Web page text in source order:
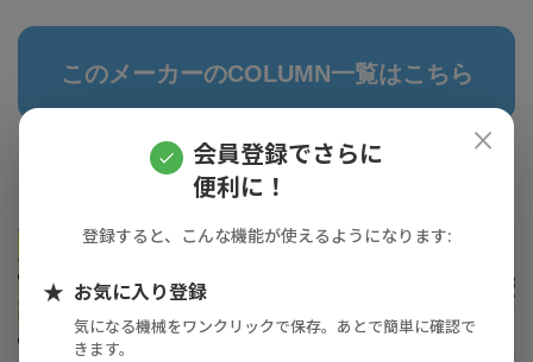
このメーカーのCOLUMN一覧はこちら
×
会員登録でさらに
便利に！
登録すると、こんな機能が使えるようになります:
★ お気に入り登録
気になる機械をワンクリックで保存。あとで簡単に確認で
きます。